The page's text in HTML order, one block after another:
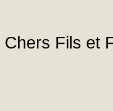
Chers Fils et